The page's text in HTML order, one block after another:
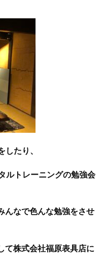
たり、
ルトレーニングの勉強会
んなで色んな勉強をさせ
て株式会社福原表具店に